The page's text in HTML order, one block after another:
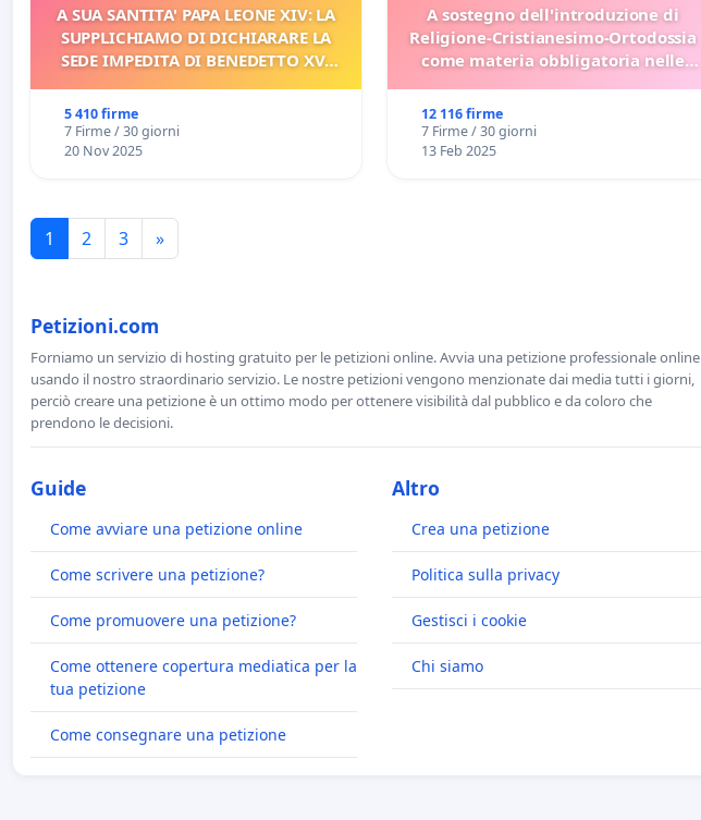
A SUA SANTITA' PAPA LEONE XIV: LA
SUPPLICHIAMO DI DICHIARARE LA
SEDE IMPEDITA DI BENEDETTO XVI
5 410 firme
7 Firme / 30 giorni
20 Nov 2025
A sostegno dell'introduzione di
Religione-Cristianesimo-Ortodossia
come materia obbligatoria nelle
12 116 firme
7 Firme / 30 giorni
13 Feb 2025
1 2 3 »
Petizioni.com
Forniamo un servizio di hosting gratuito per le petizioni online. Avvia una petizione professionale online
usando il nostro straordinario servizio. Le nostre petizioni vengono menzionate dai media tutti i giorni,
perciò creare una petizione è un ottimo modo per ottenere visibilità dal pubblico e da coloro che
prendono le decisioni.
Guide
Come avviare una petizione online
Come scrivere una petizione?
Come promuovere una petizione?
Come ottenere copertura mediatica per la
tua petizione
Come consegnare una petizione
Altro
Crea una petizione
Politica sulla privacy
Gestisci i cookie
Chi siamo